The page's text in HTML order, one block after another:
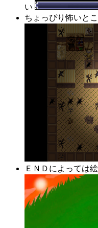
い
ちょっぴり怖いと
ＥＮＤによっては